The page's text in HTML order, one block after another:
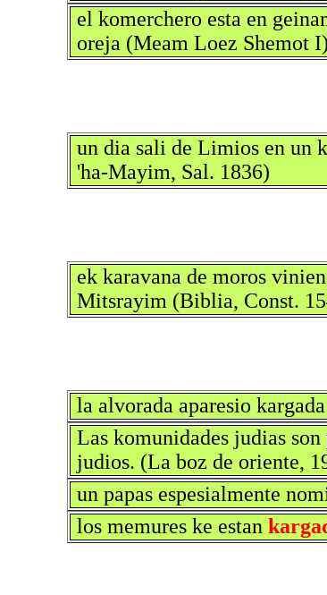
el komerchero esta en
oreja (Meam Loez Shemot I)
un dia sali de Limios en un
'ha-Mayim, Sal. 1836)
ek karavana de moros
Mitsrayim (Biblia, Const.
la alvorada aparesio
Las komunidades judias
judios. (La boz de oriente,
un papas espesialmente
los memures ke estan